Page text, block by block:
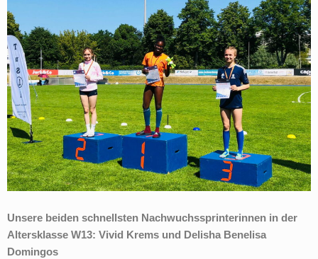
Unsere beiden schnellsten Nachwuchssprinterinnen in der
Altersklasse W13: Vivid Krems und Delisha Benelisa
Domingos